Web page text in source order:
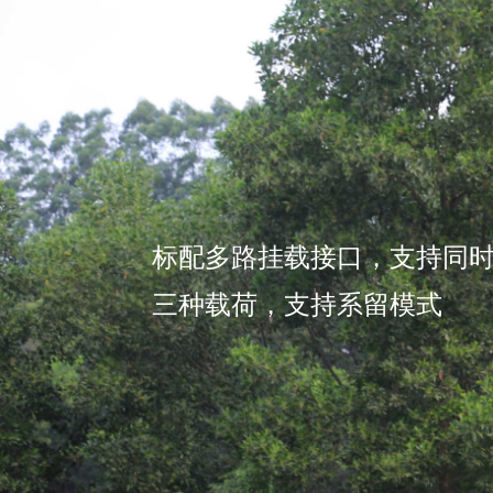
标配多路挂载接口，支持同
三种载荷，支持系留模式